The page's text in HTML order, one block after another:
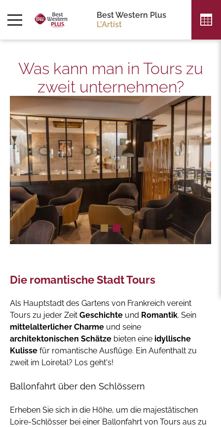
Best Western Plus
L'Artist
Was kann man in Tours zu
zweit unternehmen?
Die romantische Stadt Tours
Als Hauptstadt des Gartens von Frankreich vereint
Tours zu jeder Zeit Geschichte und Romantik. Sein
mittelalterlicher Charme und seine
architektonischen Schätze bieten eine idyllische
Kulisse für romantische Ausflüge. Ein Aufenthalt zu
zweit im Loiretal? Los geht's!
Ballonfahrt über den Schlössern
Erheben Sie sich in die Höhe, um die majestätischen
Loire-Schlösser bei einer Ballonfahrt von Tours aus zu